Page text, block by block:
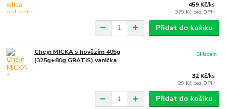
459 Kč/ks
379 Kč bez DPH
Přidat do košíku
Chejn MICKA s hovězím 405g
(325g+80g GRATIS) vanička
32 Kč/ks
29 Kč bez DPH
Skladem
Přidat do košíku